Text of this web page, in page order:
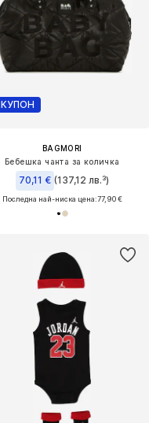
КУПОН
BAGMORI
Бебешка чанта за количка
70,11 € (137,12 лв.³)
Последна най-ниска цена:77,90 €